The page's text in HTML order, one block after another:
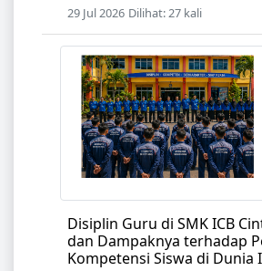
29 Jul 2026 Dilihat: 27 kali
Disiplin Guru di SMK ICB
dan Dampaknya terhadap
Kompetensi Siswa di Dunia